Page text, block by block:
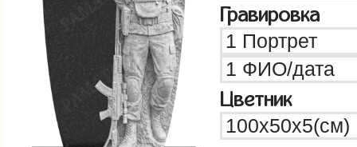
Гравировка
Цветник